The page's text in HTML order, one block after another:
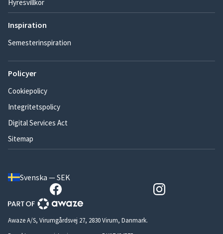
Hyresvillkor
Inspiration
Semesterinspiration
Policyer
Cookiepolicy
Integritetspolicy
Digital Services Act
Sitemap
Svenska — SEK
Awaze A/S, Virumgårdsvej 27, 2830 Virum, Danmark.